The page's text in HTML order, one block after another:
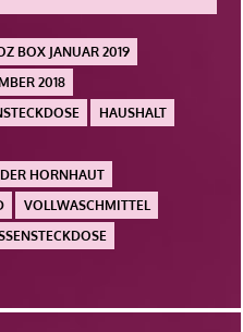
BOX JANUAR 2019
2018
HAUSHALT
HORNHAUT
VOLLWASCHMITTEL